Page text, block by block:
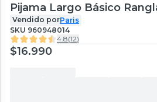
Pijama Largo Básico
Vendido porParis
SKU 960948014
4.8(12)
$16.990